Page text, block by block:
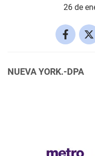
26 de
NUEVA YORK.-DPA